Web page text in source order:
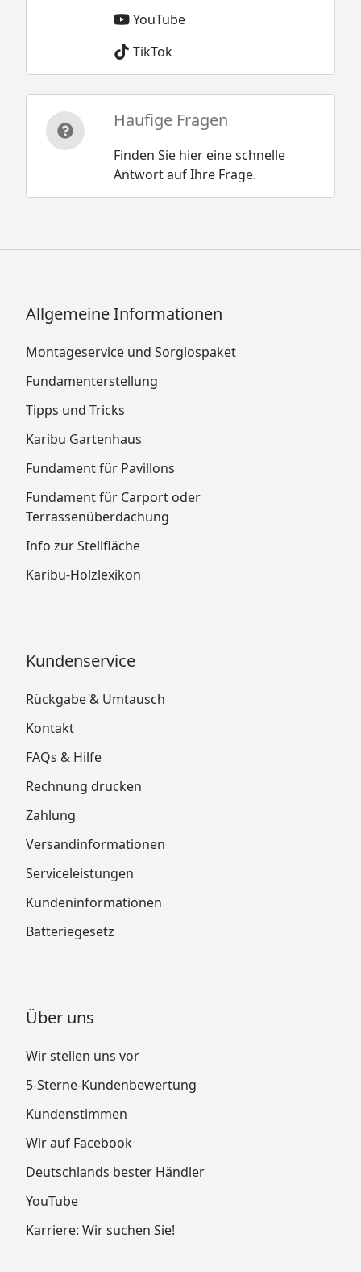
YouTube
TikTok
Häufige Fragen
Finden Sie hier eine schnelle
Antwort auf Ihre Frage.
Allgemeine Informationen
Montageservice und Sorglospaket
Fundamenterstellung
Tipps und Tricks
Karibu Gartenhaus
Fundament für Pavillons
Fundament für Carport oder
Terrassenüberdachung
Info zur Stellfläche
Karibu-Holzlexikon
Kundenservice
Rückgabe & Umtausch
Kontakt
FAQs & Hilfe
Rechnung drucken
Zahlung
Versandinformationen
Serviceleistungen
Kundeninformationen
Batteriegesetz
Über uns
Wir stellen uns vor
5-Sterne-Kundenbewertung
Kundenstimmen
Wir auf Facebook
Deutschlands bester Händler
YouTube
Karriere: Wir suchen Sie!